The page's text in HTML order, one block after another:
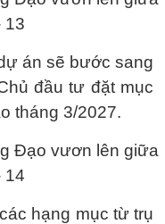
án sẽ bước sang
đầu tư đặt mục
tháng 3/2027.
hạng mục từ trụ